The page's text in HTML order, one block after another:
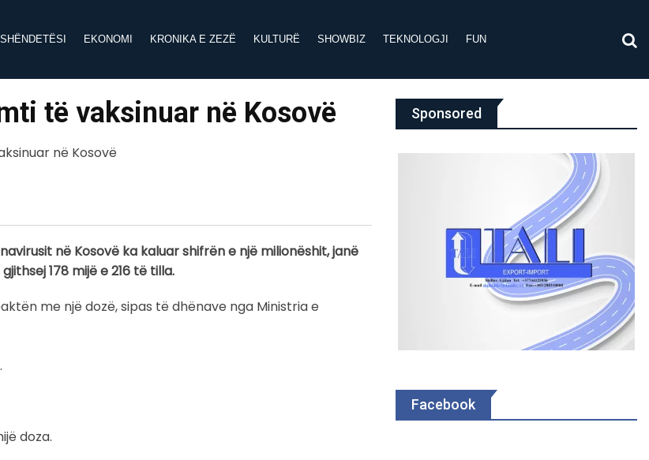
SHËNDETËSI EKONOMI KRONIKA E ZEZË KULTURË SHOWBIZ TEKNOLOGJI FUN
të vaksinuar në Kosovë
në Kosovë ka kaluar shifrën e një milionëshit, janë
178 mijë e 216 të tilla.
me një dozë, sipas të dhënave nga Ministria e
doza.
Sponsored
Facebook